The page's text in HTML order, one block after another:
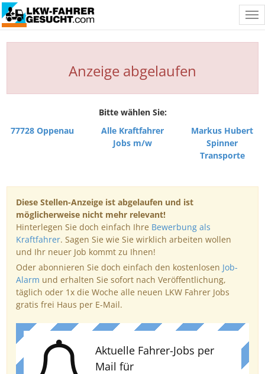
Anzeige abgelaufen
Bitte wählen Sie:
77728 Oppenau
Alle Kraftfahrer
Jobs m/w
Markus Hubert
Spinner
Transporte
Diese Stellen-Anzeige ist abgelaufen und ist
möglicherweise nicht mehr relevant!
Hinterlegen Sie doch einfach Ihre Bewerbung als
Kraftfahrer. Sagen Sie wie Sie wirklich arbeiten wollen
und Ihr neuer Job kommt zu Ihnen!
Oder abonnieren Sie doch einfach den kostenlosen Job-
Alarm und erhalten Sie sofort nach Veröffentlichung,
täglich oder 1x die Woche alle neuen LKW Fahrer Jobs
gratis frei Haus per E-Mail.
Aktuelle Fahrer-Jobs per
Mail für